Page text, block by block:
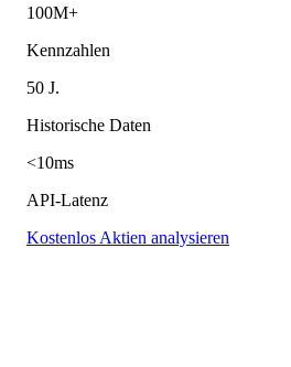
100M+
Kennzahlen
50 J.
Historische Daten
<10ms
API-Latenz
Kostenlos Aktien analysieren